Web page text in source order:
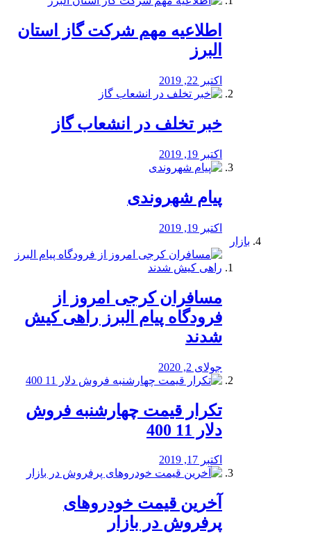
️اطلاعیه مهم شرکت گاز استان
البرز
اکتبر 22, 2019
خبر تخلف در انشعاب گاز
اکتبر 19, 2019
پیام شهروندی
اکتبر 19, 2019
بازار
مسافران کرجی امروز از
فرودگاه پیام البرز راهی کیش
شدند
جولای 2, 2020
تکرار قیمت چهارشنبه فروش
دلار 11 400
اکتبر 17, 2019
آخرین قیمت خودرو‌های
پرفروش در بازار